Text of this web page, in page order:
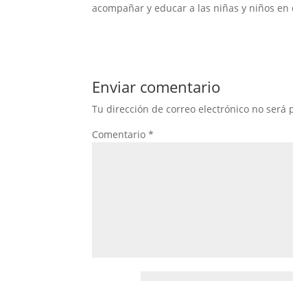
acompañar y educar a las niñas y niños
Enviar comentario
Tu dirección de correo electrónico no será
Comentario*